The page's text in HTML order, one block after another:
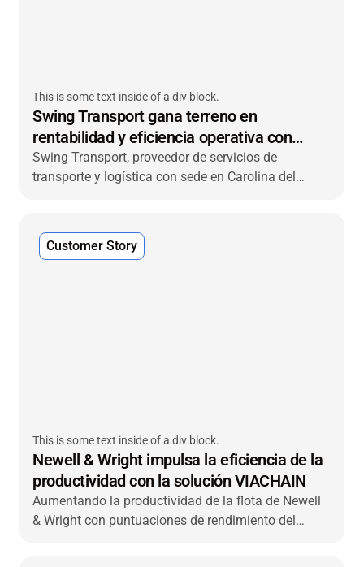
This is some text inside of a div block.
Swing Transport gana terreno en
rentabilidad y eficiencia operativa con
VIACHAIN
Swing Transport, proveedor de servicios de
transporte y logística con sede en Carolina del
de despacho McLeod— para mejorar la visibilidad
de la flota, optimizar las operaciones y ofrecer un
Customer Story
This is some text inside of a div block.
Newell & Wright impulsa la eficiencia de la
productividad con la solución VIACHAIN
Aumentando la productividad de la flota de Newell
& Wright con puntuaciones de rendimiento del